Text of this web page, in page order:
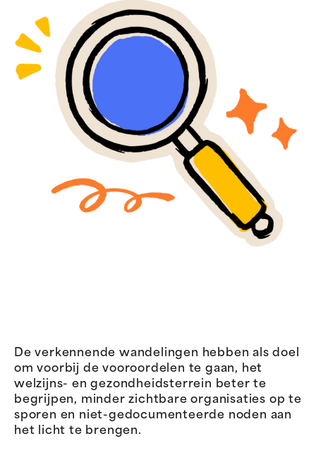
In
samenwerking
met
SAAMO
vzw
nodigt
de
De verkennende wandelingen hebben als doel
om voorbij de vooroordelen te gaan, het
welzijns- en gezondheidsterrein beter te
begrijpen, minder zichtbare organisaties op te
sporen en niet-gedocumenteerde noden aan
het licht te brengen.